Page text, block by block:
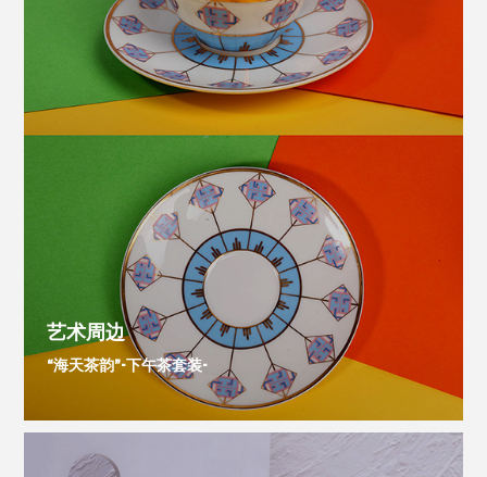
艺术周边
“海天茶韵”-下午茶套装-